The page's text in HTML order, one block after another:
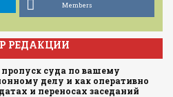
Members
РЕДАКЦИИ
пропуск суда по вашему
делу и как оперативно
и переносах заседаний